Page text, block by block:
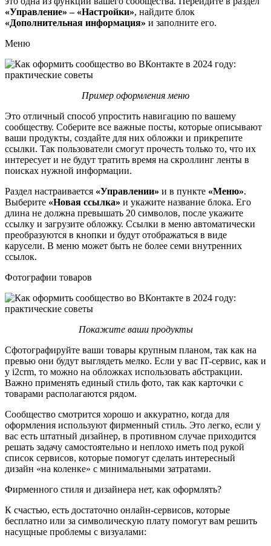
«Управление» – «Настройки», найдите блок
«Дополнительная информация» и заполните его.
Меню
Пример оформления меню
Это отличный способ упростить навигацию по вашему
сообществу. Соберите все важные посты, которые описывают
ваши продукты, создайте для них обложки и прикрепите
ссылки. Так пользователи смогут прочесть только то, что их
интересует и не будут тратить время на скроллинг ленты в
поисках нужной информации.
Раздел настраивается «Управлении» и в пункте «Меню».
Выберите «Новая ссылка» и укажите название блока. Его
длина не должна превышать 20 символов, после укажите
ссылку и загрузите обложку. Ссылки в меню автоматически
преобразуются в кнопки и будут отображаться в виде
карусели. В меню может быть не более семи внутренних
ссылок.
Фотографии товаров
Покажите ваши продукты
Сфотографируйте ваши товары крупным планом, так как на
превью они будут выглядеть мелко. Если у вас IT-сервис, как и
у i2crm, то можно на обложках использовать абстракции.
Важно применять единый стиль фото, так как карточки с
товарами располагаются рядом.
Сообщество смотрится хорошо и аккуратно, когда для
оформления используют фирменный стиль. Это легко, если у
вас есть штатный дизайнер, в противном случае приходится
решать задачу самостоятельно и неплохо иметь под рукой
список сервисов, которые помогут сделать интересный
дизайн «на коленке» с минимальными затратами.
Фирменного стиля и дизайнера нет, как оформлять?
К счастью, есть достаточно онлайн-сервисов, которые
бесплатно или за символическую плату помогут вам решить
насущные проблемы с визуалами: